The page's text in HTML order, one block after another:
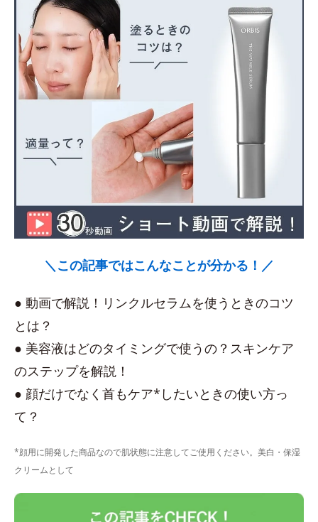
＼この記事ではこんなことが分かる！／
● 動画で解説！リンクルセラムを使うときのコツ
とは？
● 美容液はどのタイミングで使うの？スキンケア
のステップを解説！
● 顔だけでなく首もケア*したいときの使い方っ
て？
*顔用に開発した商品なので肌状態に注意してご使用ください。美白・保湿
クリームとして